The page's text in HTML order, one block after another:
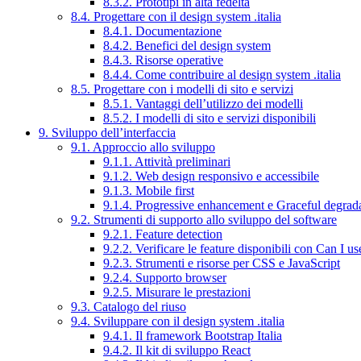
8.4. Progettare con il design system .italia
8.4.1. Documentazione
8.4.2. Benefici del design system
8.4.3. Risorse operative
8.4.4. Come contribuire al design system .italia
8.5. Progettare con i modelli di sito e servizi
8.5.1. Vantaggi dell’utilizzo dei modelli
8.5.2. I modelli di sito e servizi disponibili
9. Sviluppo dell’interfaccia
9.1. Approccio allo sviluppo
9.1.1. Attività preliminari
9.1.2. Web design responsivo e accessibile
9.1.3. Mobile first
9.1.4. Progressive enhancement e Graceful
9.2. Strumenti di supporto allo sviluppo del software
9.2.1. Feature detection
9.2.2. Verificare le feature disponibili con Can I
9.2.3. Strumenti e risorse per CSS e JavaScript
9.2.4. Supporto browser
9.2.5. Misurare le prestazioni
9.3. Catalogo del riuso
9.4. Sviluppare con il design system .italia
9.4.1. Il framework Bootstrap Italia
9.4.2. Il kit di sviluppo React